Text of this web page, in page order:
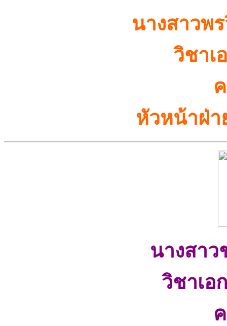
นางสาวพ
วิชาเ
หัวหน้าฝ่า
นางสา
วิชาเอ